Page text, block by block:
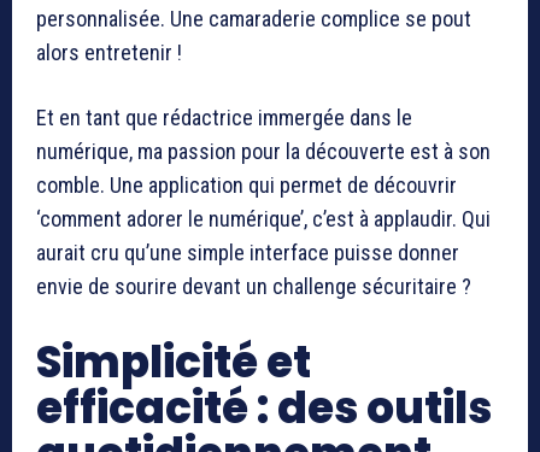
personnalisée. Une camaraderie complice se pout
alors entretenir !
Et en tant que rédactrice immergée dans le
numérique, ma passion pour la découverte est à son
comble. Une application qui permet de découvrir
‘comment adorer le numérique’, c’est à applaudir. Qui
aurait cru qu’une simple interface puisse donner
envie de sourire devant un challenge sécuritaire ?
Simplicité et
efficacité : des outils